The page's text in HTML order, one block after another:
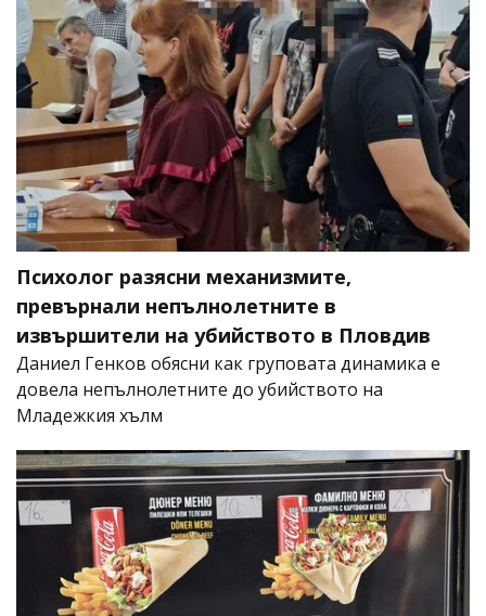
Психолог разясни механизмите,
превърнали непълнолетните в
извършители на убийството в Пловдив
Даниел Генков обясни как груповата динамика е
довела непълнолетните до убийството на
Младежкия хълм